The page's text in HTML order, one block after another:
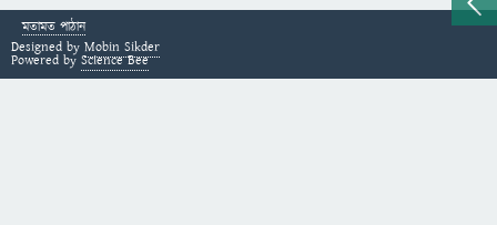
মতামত পাঠান
Designed by Mobin Sikder
Powered by Science Bee